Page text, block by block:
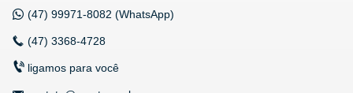
(47) 99971-8082 (WhatsApp)
(47) 3368-4728
ligamos para você